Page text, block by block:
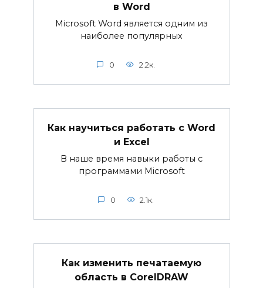
в Word
Microsoft Word является одним из
наиболее популярных
0 2.2к.
Как научиться работать с Word
и Excel
В наше время навыки работы с
программами Microsoft
0 2.1к.
Как изменить печатаемую
область в CorelDRAW